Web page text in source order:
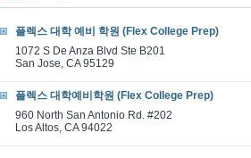
플렉스 대학 예비 학원 (Flex College Prep)
1072 S De Anza Blvd Ste B201
San Jose, CA 95129
플렉스 대학예비학원 (Flex College Prep)
960 North San Antonio Rd. #202
Los Altos, CA 94022